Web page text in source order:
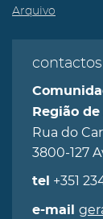
Arquivo
Região
Rua do
3800-127
tel +351
e-mail